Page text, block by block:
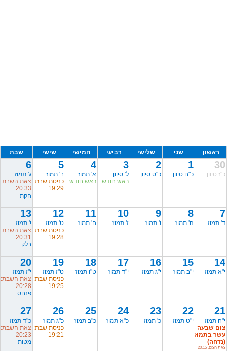
ראשון שני שלישי רביעי חמישי שישי שבת
30
כ"ז סיוון
1
כ"ח סיוון
2
כ"ט סיוון
3
ל' סיוון
ראש חודש
4
א' תמוז
ראש חודש
5
ב' תמוז
כניסת שבת:
19:29
6
ג' תמוז
צאת השבת:
20:33
חקת
7
ד' תמוז
8
ה' תמוז
9
ו' תמוז
10
ז' תמוז
11
ח' תמוז
12
ט' תמוז
כניסת שבת:
19:28
13
י' תמוז
צאת השבת:
20:31
בלק
14
י"א תמוז
15
י"ב תמוז
16
י"ג תמוז
17
י"ד תמוז
18
ט"ו תמוז
19
ט"ז תמוז
כניסת שבת:
19:25
20
י"ז תמוז
צאת השבת:
20:28
פנחס
21
י"ח תמוז
צום שבעה
עשר בתמוז
(נדחה)
צאת הצום: 20:15
22
י"ט תמוז
23
כ' תמוז
24
כ"א תמוז
25
כ"ב תמוז
26
כ"ג תמוז
כניסת שבת:
19:21
27
כ"ד תמוז
צאת השבת:
20:23
מטות